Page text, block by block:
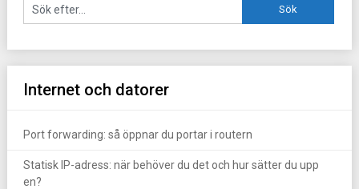
Internet och datorer
Port forwarding: så öppnar du portar i routern
Statisk IP-adress: när behöver du det och hur sätter du upp
en?